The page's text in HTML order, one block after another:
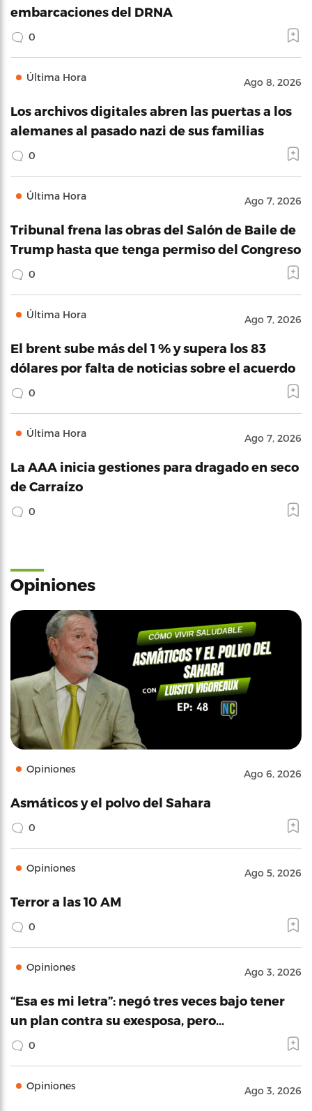
embarcaciones del DRNA
0
Última Hora Ago 8, 2026
Los archivos digitales abren las puertas a los
alemanes al pasado nazi de sus familias
0
Última Hora Ago 7, 2026
Tribunal frena las obras del Salón de Baile de
Trump hasta que tenga permiso del Congreso
0
Última Hora Ago 7, 2026
El brent sube más del 1 % y supera los 83
dólares por falta de noticias sobre el acuerdo
0
Última Hora Ago 7, 2026
La AAA inicia gestiones para dragado en seco
de Carraízo
0
Opiniones
Opiniones Ago 6, 2026
Asmáticos y el polvo del Sahara
0
Opiniones Ago 5, 2026
Terror a las 10 AM
0
Opiniones Ago 3, 2026
“Esa es mi letra”: negó tres veces bajo tener
un plan contra su exesposa, pero…
0
Opiniones Ago 3, 2026